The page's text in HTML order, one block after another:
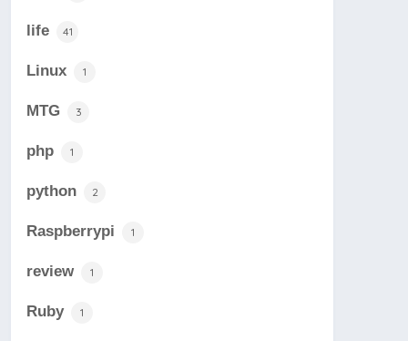
life 41
Linux 1
MTG 3
php 1
python 2
Raspberrypi 1
review 1
Ruby 1